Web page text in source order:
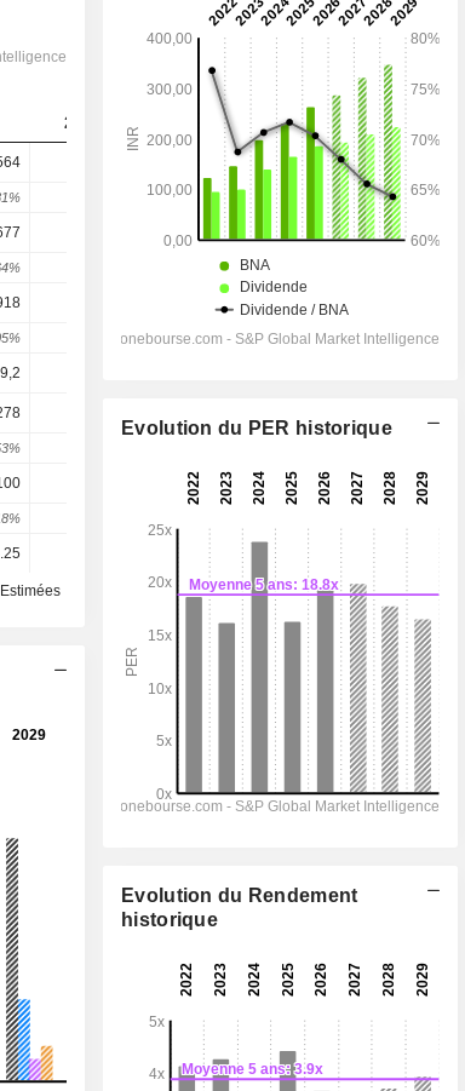
2026 2028 2029
519 635 562 910 610 807
10,96% 8,33% 8,51%
72 712 81 503 88 503
5,83%
63 708 72 072
19,27% 4,91% 13,13% 9,47%
57 007 63 880 69 210
Evolution du PER historique
Evolution du Rendement
historique